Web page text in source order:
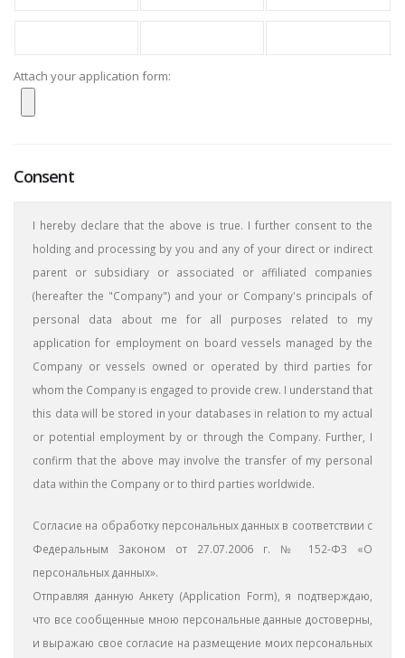
Attach your application form:
Consent
I hereby declare that the above is true. I further consent to the
holding and processing by you and any of your direct or indirect
parent or subsidiary or associated or affiliated companies
(hereafter the "Company") and your or Company's principals of
personal data about me for all purposes related to my
application for employment on board vessels managed by the
Company or vessels owned or operated by third parties for
whom the Company is engaged to provide crew. I understand that
this data will be stored in your databases in relation to my actual
or potential employment by or through the Company. Further, I
confirm that the above may involve the transfer of my personal
data within the Company or to third parties worldwide.
Согласие на обработку персональных данных в соответствии с
Федеральным Законом от 27.07.2006 г. № 152-ФЗ «О
персональных данных».
Отправляя данную Aнкету (Application Form), я подтверждаю,
что все сообщенные мною персональные данные достоверны,
и выражаю свое согласие на размещение моих персональных